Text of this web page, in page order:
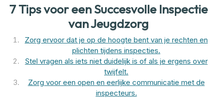
7 Tips voor een Succesvolle Inspectie
van Jeugdzorg
Zorg ervoor dat je op de hoogte bent van je rechten en
plichten tijdens inspecties.
Stel vragen als iets niet duidelijk is of als je ergens over
twijfelt.
Zorg voor een open en eerlijke communicatie met de
inspecteurs.